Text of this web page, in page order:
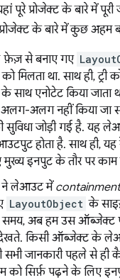
पूरे प्रोजेक्ट के बारे में पूरी
के बारे में कुछ अहम
फ़ेज़ से बनाए गए
था. साथ ही, ट्री
के साथ एनोटेट किया
अलग नहीं किया जा
सुविधा जोड़ी गई है. यह
होता है. साथ ही,
इनपुट के तौर पर काम
ने लेआउट मेंcontainment
LayoutObject के
समय, अब हम उस ऑब्जेक्ट
देखते. किसी ऑब्जेक्ट के
सभी जानकारी पहले से
को सिर्फ़ पढ़ने के लिए